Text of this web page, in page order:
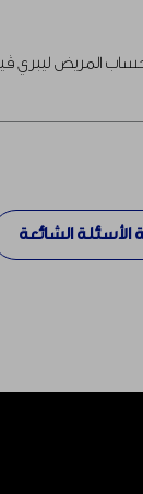
المريض ليبري
الأسئلة الشائعة